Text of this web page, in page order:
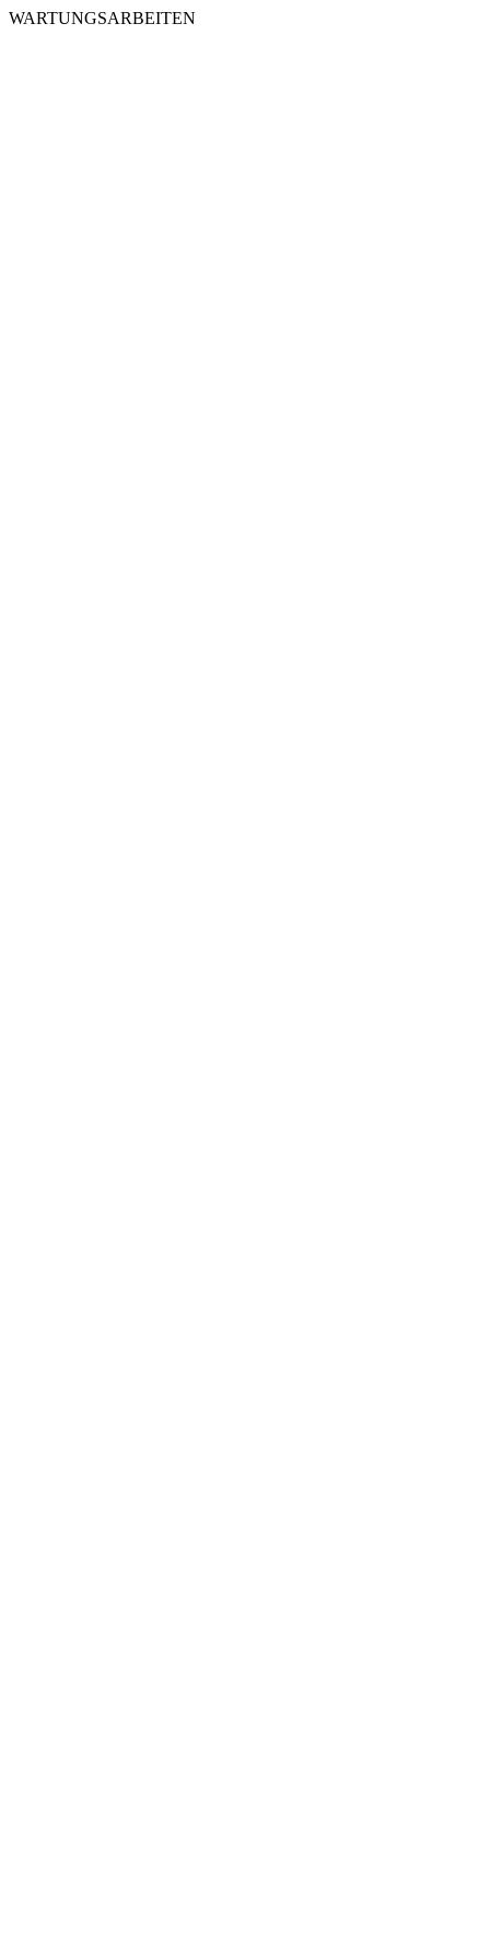
WARTUNGSARBEITEN